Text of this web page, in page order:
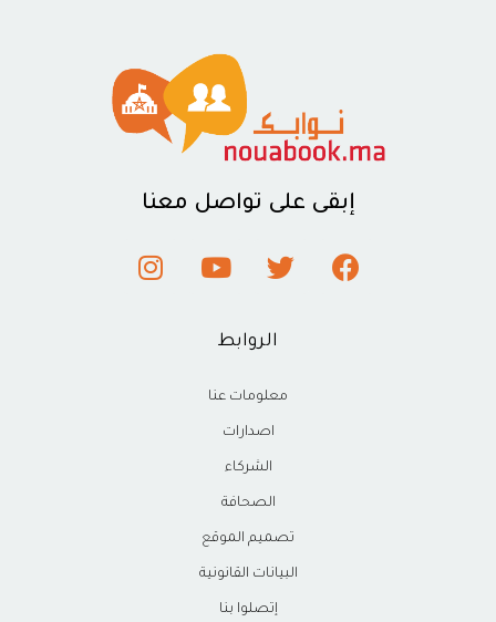
إبقى على تواصل معنا
الروابط
معلومات عنا
اصدارات
الشركاء
الصحافة
تصميم الموقع
البيانات القانونية
إتصلوا بنا